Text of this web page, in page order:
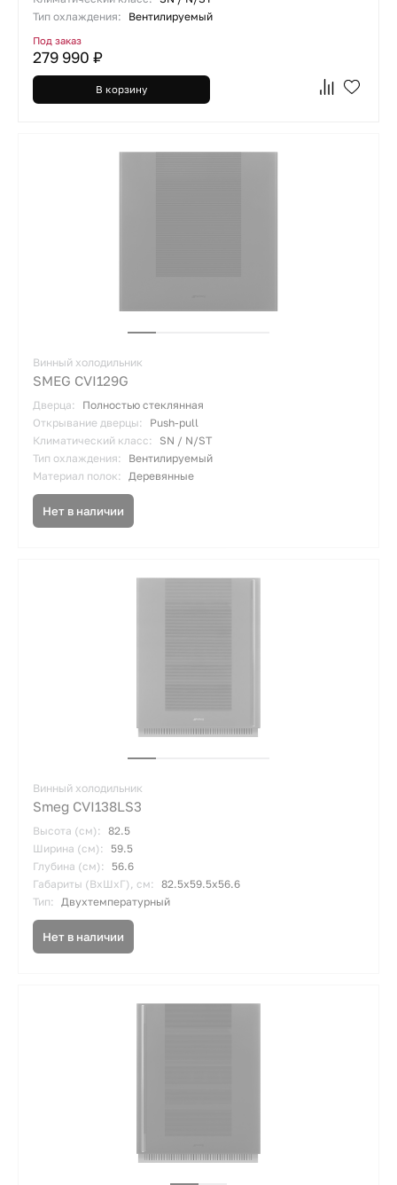
Тип охлаждения:
Вентилируемый
Под заказ
279 990 ₽
В корзину
Винный холодильник
SMEG CVI129G
Дверца:
Полностью стеклянная
Открывание дверцы:
Push-pull
Климатический класс:
SN / N/ST
Тип охлаждения:
Вентилируемый
Материал полок: Деревянные
Нет в наличии
Винный холодильник
Smeg CVI138LS3
Высота (см): 82.5
Ширина (см):
59.5
Глубина (см):
56.6
Габариты (ВхШхГ), см: 82.5х59.5х56.6
Тип: Двухтемпературный
Нет в наличии